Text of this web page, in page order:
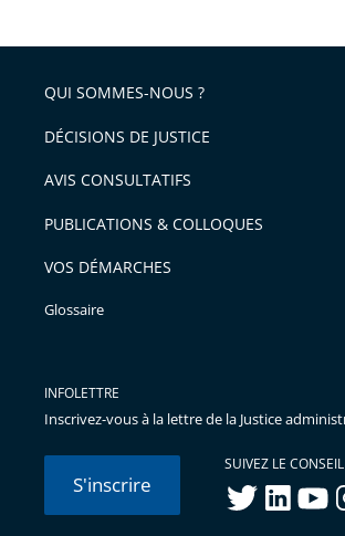
le
QUI SOMMES-NOUS ?
DÉCISIONS DE JUSTICE
AVIS CONSULTATIFS
PUBLICATIONS & COLLOQUES
VOS DÉMARCHES
Glossaire
INFOLETTRE
Inscrivez-vous à la lettre de la Justice
S'inscrire
SUIVEZ LE
twitterlinkedIn